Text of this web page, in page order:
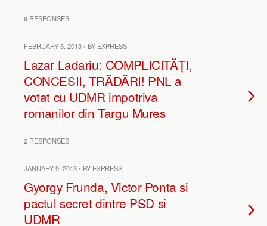
9 RESPONSES
FEBRUARY 5, 2013 • BY EXPRESS
Lazar Ladariu: COMPLICITĂȚI,
CONCESII, TRĂDĂRI! PNL a
votat cu UDMR impotriva
romanilor din Targu Mures
2 RESPONSES
JANUARY 9, 2013 • BY EXPRESS
Gyorgy Frunda, Victor Ponta si
pactul secret dintre PSD si
UDMR